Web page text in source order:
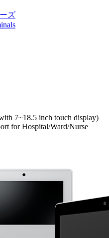
ズ
7~18.5 inch touch display)
for Hospital/Ward/Nurse